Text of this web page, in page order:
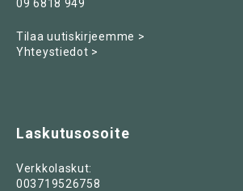
09 6818 949
Tilaa uutiskirjeemme >
Yhteystiedot >
Laskutusosoite
Verkkolaskut:
003719526758